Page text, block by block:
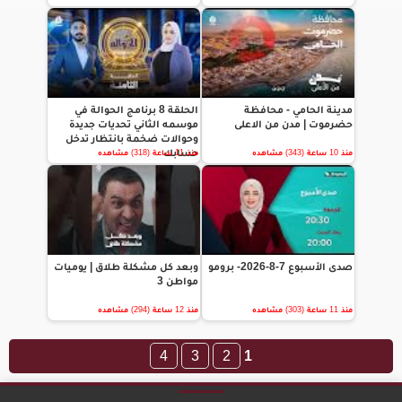
مدينة الحامي - محافظة
حضرموت | مدن من الاعلى
منذ 10 ساعة (343) مشاهده
الحلقة 8 برنامج الحوالة في
موسمه الثاني تحديات جديدة
وحوالات ضخمة بانتظار تدخل
حسابك
منذ 11 ساعة (318) مشاهده
صدى الأسبوع 7-8-2026- برومو
منذ 11 ساعة (303) مشاهده
وبعد كل مشكلة طلاق | يوميات
مواطن 3
منذ 12 ساعة (294) مشاهده
1
2
3
4